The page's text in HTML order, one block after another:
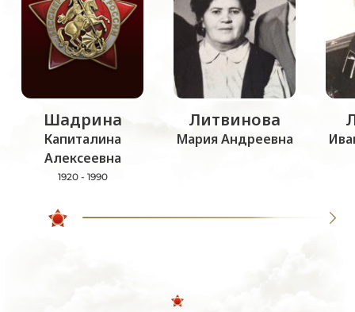
Шадрина
Капиталина
Алексеевна
1920 - 1990
Литвинова
Мария Андреевна